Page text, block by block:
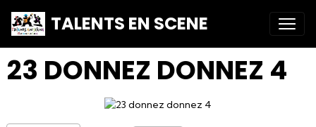
TALENTS EN SCENE
23 DONNEZ DONNEZ 4